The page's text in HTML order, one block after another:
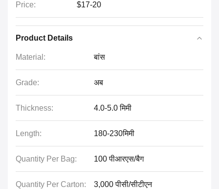
Price: $17-20
Product Details
Material: बांस
Grade: अब
Thickness: 4.0-5.0 मिमी
Length: 180-230मिमी
Quantity Per Bag: 100 पीआरएस/बैग
Quantity Per Carton: 3,000 पीसी/सीटीएन